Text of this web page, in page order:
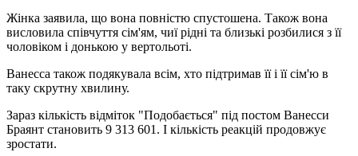
Жінка заявила, що вона повністю спустошена. Також вона
висловила співчуття сім'ям, чиї рідні та близькі розбилися з її
чоловіком і донькою у вертольоті.
Ванесса також подякувала всім, хто підтримав її і її сім'ю в
таку скрутну хвилину.
Зараз кількість відміток "Подобається" під постом Ванесси
Браянт становить 9 313 601. І кількість реакцій продовжує
зростати.